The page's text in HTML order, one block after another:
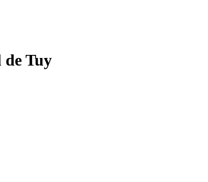
de Tuy